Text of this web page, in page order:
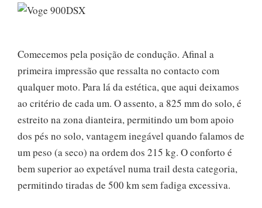
Comecemos pela posição de condução. Afinal a
primeira impressão que ressalta no contacto com
qualquer moto. Para lá da estética, que aqui deixamos
ao critério de cada um. O assento, a 825 mm do solo, é
estreito na zona dianteira, permitindo um bom apoio
dos pés no solo, vantagem inegável quando falamos de
um peso (a seco) na ordem dos 215 kg. O conforto é
bem superior ao expetável numa trail desta categoria,
permitindo tiradas de 500 km sem fadiga excessiva.